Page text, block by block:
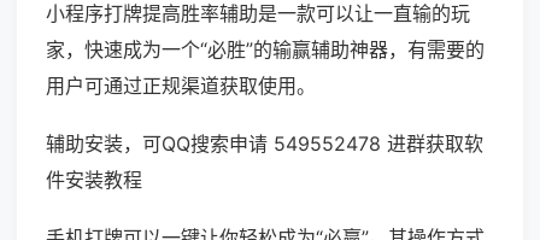
小程序打牌提高胜率辅助是一款可以让一直输的玩
家，快速成为一个“必胜”的输赢辅助神器，有需要的
用户可通过正规渠道获取使用。
辅助安装，可QQ搜索申请 549552478 进群获取软
件安装教程